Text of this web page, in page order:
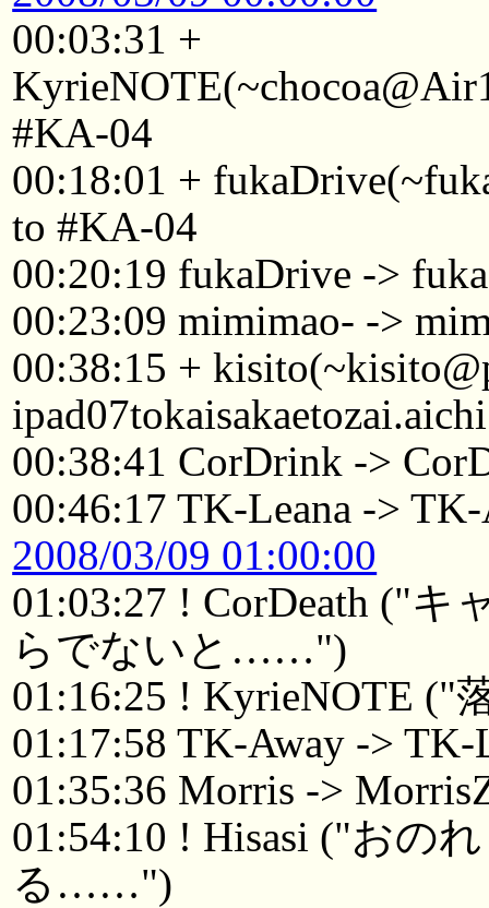
00:03:31 +
#KA-04
00:18:01 +
to #KA-04
00:20:19 fukaDrive ->
00:23:09 mimimao- ->
00:38:15 +
00:38:41 CorDrink ->
00:46:17 TK-Leana ->
2008/03/09 01:00:00
01:03:27 ! CorDeath ("
らでないと……")
01:16:25 ! KyrieNOTE ("
01:17:58 TK-Away -> TK-
01:35:36 Morris ->
01:54:10 ! Hisasi ("おの
る……")